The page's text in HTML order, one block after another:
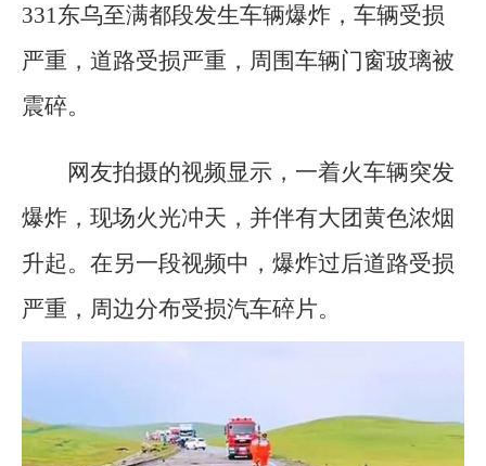
331东乌至满都段发生车辆爆炸，车辆受损
严重，道路受损严重，周围车辆门窗玻璃被
震碎。
网友拍摄的视频显示，一着火车辆突发
爆炸，现场火光冲天，并伴有大团黄色浓烟
升起。在另一段视频中，爆炸过后道路受损
严重，周边分布受损汽车碎片。